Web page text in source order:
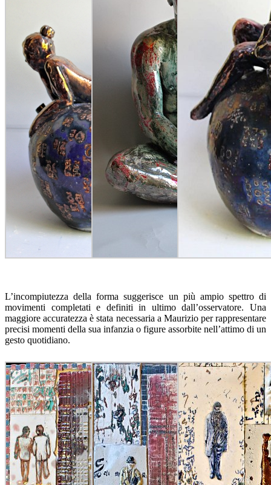
L’incompiutezza della forma suggerisce un più ampio spettro di
movimenti completati e definiti in ultimo dall’osservatore. Una
maggiore accuratezza è stata necessaria a Maurizio per rappresentare
precisi momenti della sua infanzia o figure assorbite nell’attimo di un
gesto quotidiano.